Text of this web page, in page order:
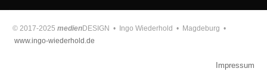
© 2017-2025 medienDESIGN • Ingo Wiederhold • Magdeburg •
www.ingo-wiederhold.de
Impressum